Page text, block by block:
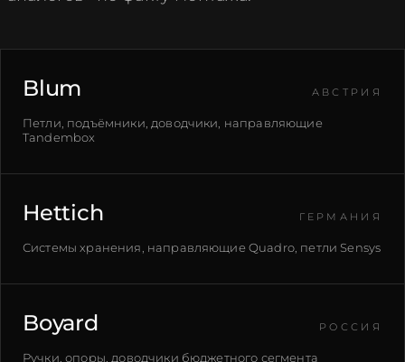
Blum АВСТРИЯ
Петли, подъёмники, доводчики, направляющие
Tandembox
Hettich ГЕРМАНИЯ
Системы хранения, направляющие Quadro, петли Sensys
Boyard РОССИЯ
Ручки, опоры, доводчики бюджетного сегмента